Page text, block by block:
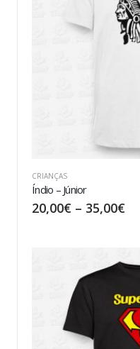
CRIANÇAS
Índio – Júnior
20,00€ – 35,00€